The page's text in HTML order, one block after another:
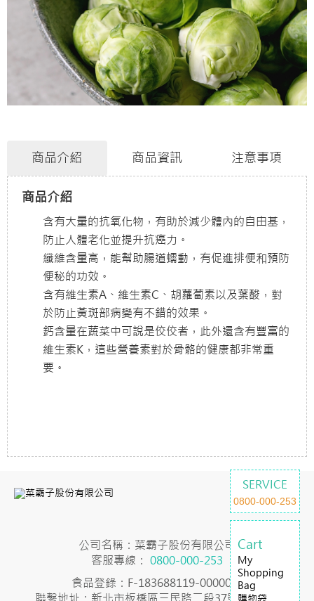
商品介紹 商品資訊 注意事項
商品介紹
含有大量的抗氧化物，有助於減少體內的自由基，
防止人體老化並提升抗癌力。
纖維含量高，能幫助腸道蠕動，有促進排便和預防
便秘的功效。
含有維生素A、維生素C、胡蘿蔔素以及葉酸，對
於防止黃斑部病變有不錯的效果。
鈣含量在蔬菜中可說是佼佼者，此外還含有豐富的
維生素K，這些營養素對於骨骼的健康都非常重
要。
SERVICE
0800-000-253
Cart
My
Shopping
Bag
購物袋
公司名稱：菜霸子股份有限公司
客服專線： 0800-000-253
食品登錄：F-183688119-00000-7
聯繫地址：新北市板橋區三民路二段37號23樓之2